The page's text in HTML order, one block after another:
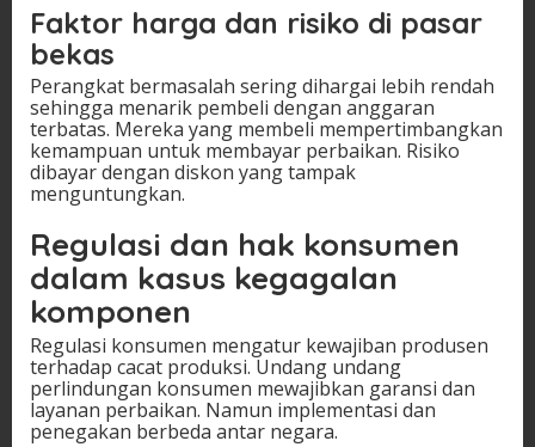
Faktor harga dan risiko di pasar
bekas
Perangkat bermasalah sering dihargai lebih rendah
sehingga menarik pembeli dengan anggaran
terbatas. Mereka yang membeli mempertimbangkan
kemampuan untuk membayar perbaikan. Risiko
dibayar dengan diskon yang tampak
menguntungkan.
Regulasi dan hak konsumen
dalam kasus kegagalan
komponen
Regulasi konsumen mengatur kewajiban produsen
terhadap cacat produksi. Undang undang
perlindungan konsumen mewajibkan garansi dan
layanan perbaikan. Namun implementasi dan
penegakan berbeda antar negara.